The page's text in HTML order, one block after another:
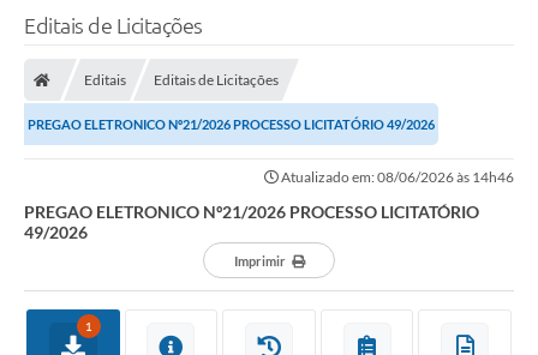
Editais de Licitações
Editais Editais de Licitações
PREGAO ELETRONICO Nº21/2026 PROCESSO LICITATÓRIO 49/2026
Atualizado em: 08/06/2026 às 14h46
PREGAO ELETRONICO Nº21/2026 PROCESSO LICITATÓRIO
49/2026
Imprimir
1